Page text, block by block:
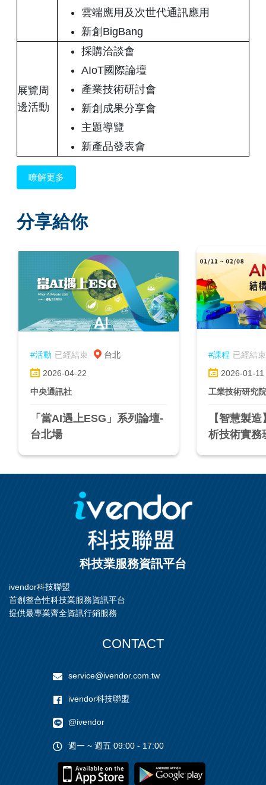
雲端應用及次世代通訊應用
新創BigBang
展覽周
邊活動
採購洽談會
AIoT國際論壇
產業技術研討會
新創成果分享會
主題導覽
新產品發表會
瞭解更多
分享給你
#活動 已經結束
台北
2026-04-22
中央通訊社
「當AI遇上ESG」系列論壇-
台北場
#課程 已經結束
2026-01-
工業技術研究院
【智慧製
析技術實務
科技業服務資訊平台
ivendor科技聯盟
首創整合性科技業服務資訊平台
提供最專業齊全資訊行銷服務
CONTACT
service@ivendor.com.tw
ivendor科技聯盟
@ivendor
週一 ~ 週五 09:00 - 17:00